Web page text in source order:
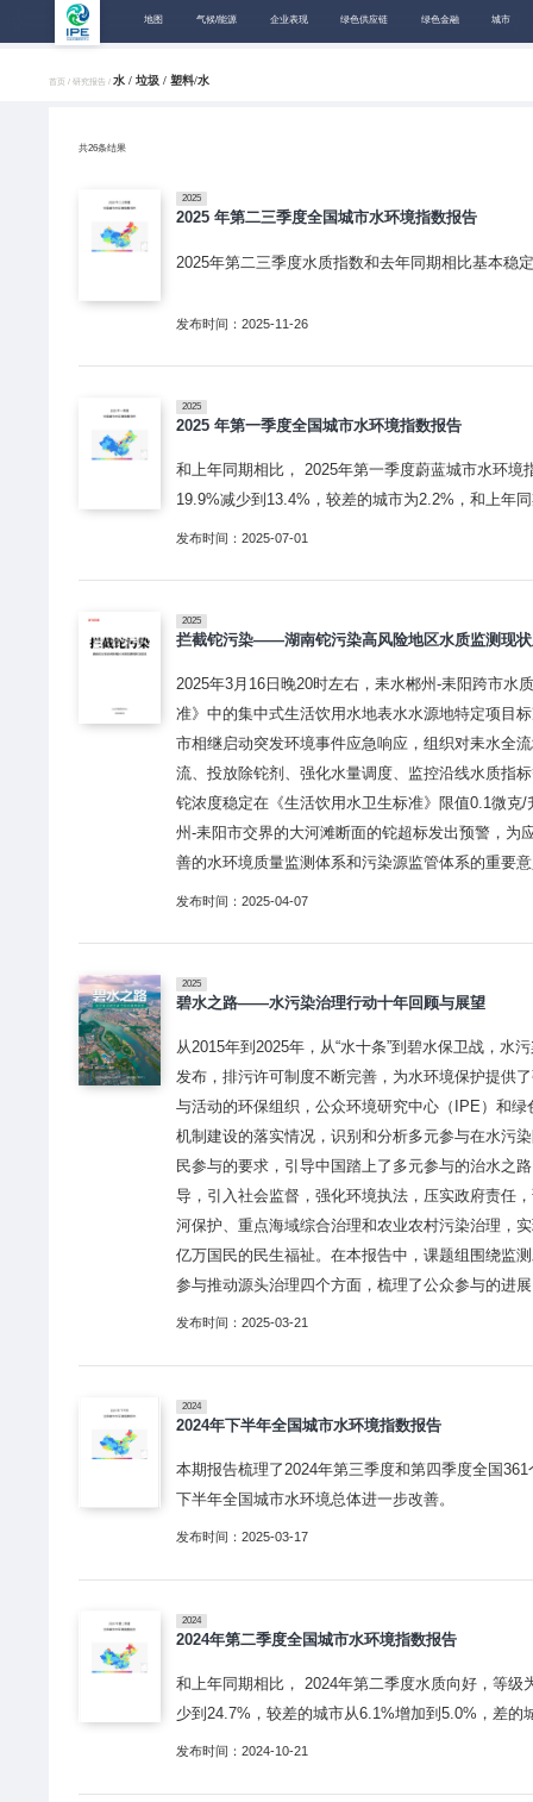
地图 气候/能源 企业表现 绿色供应链 绿色金融 城市
首页 / 研究报告 / 水 / 垃圾 / 塑料/水
共26条结果
2025
2025 年第二三季度全国城市水环境指数报告
2025年第二三季度水质指数和去年同期相比基本稳
发布时间：2025-11-26
2025
2025 年第一季度全国城市水环境指数报告
和上年同期相比， 2025年第一季度蔚蓝城市水环
19.9%减少到13.4%，较差的城市为2.2%，和上年
发布时间：2025-07-01
2025
拦截铊污染——湖南铊污染高风险地区水质监测现
2025年3月16日晚20时左右，耒水郴州-耒阳跨市水
准》中的集中式生活饮用水地表水水源地特定项目
市相继启动突发环境事件应急响应，组织对耒水全
流、投放除铊剂、强化水量调度、监控沿线水质指
铊浓度稳定在《生活饮用水卫生标准》限值0.1微
州-耒阳市交界的大河滩断面的铊超标发出预警，为
善的水环境质量监测体系和污染源监管体系的重要
发布时间：2025-04-07
2025
碧水之路——水污染治理行动十年回顾与展望
从2015年到2025年，从“水十条”到碧水保卫战，水
发布，排污许可制度不断完善，为水环境保护提供
与活动的环保组织，公众环境研究中心（IPE）和
机制建设的落实情况，识别和分析多元参与在水污
民参与的要求，引导中国踏上了多元参与的治水之
导，引入社会监督，强化环境执法，压实政府责任
河保护、重点海域综合治理和农业农村污染治理，
亿万国民的民生福祉。在本报告中，课题组围绕监
参与推动源头治理四个方面，梳理了公众参与的进
发布时间：2025-03-21
2024
2024年下半年全国城市水环境指数报告
本期报告梳理了2024年第三季度和第四季度全国
下半年全国城市水环境总体进一步改善。
发布时间：2025-03-17
2024
2024年第二季度全国城市水环境指数报告
和上年同期相比， 2024年第二季度水质向好，等
少到24.7%，较差的城市从6.1%增加到5.0%，差的
发布时间：2024-10-21